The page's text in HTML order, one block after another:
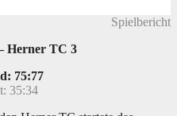
Spielbericht
Herner TC 3
75:77
35:34